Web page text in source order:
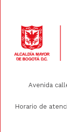
Avenida
Horario de